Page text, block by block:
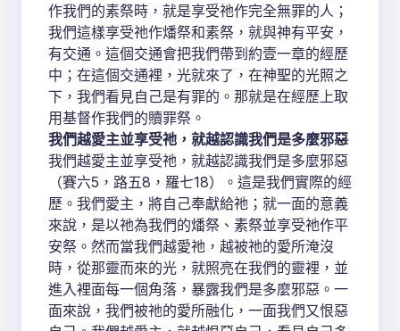
作我們的素祭時，就是享受祂作完全無罪的人；
我們這樣享受祂作燔祭和素祭，就與神有平安，
有交通。這個交通會把我們帶到約壹一章的經歷
中；在這個交通裡，光就來了，在神聖的光照之
下，我們看見自己是有罪的。那就是在經歷上取
用基督作我們的贖罪祭。
我們越愛主並享受祂，就越認識我們是多麼邪惡
我們越愛主並享受祂，就越認識我們是多麼邪惡
（賽六5，路五8，羅七18）。這是我們實際的經
歷。我們愛主，將自己奉獻給祂；就一面的意義
來說，是以祂為我們的燔祭、素祭並享受祂作平
安祭。然而當我們越愛祂，越被祂的愛所淹沒
時，從那靈而來的光，就照亮在我們的靈裡，並
進入裡面每一個角落，暴露我們是多麼邪惡。一
面來說，我們被祂的愛所融化，一面我們又恨惡